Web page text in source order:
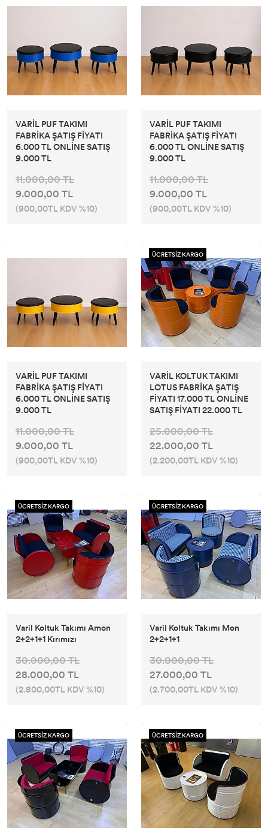
VARİL PUF TAKIMI
FABRİKA ŞATIŞ FİYATI
6.000 TL ONLİNE SATIŞ
9.000 TL
11.000,00 TL
9.000,00 TL
(900,00TL KDV %10)
VARİL PUF TAKIMI
FABRİKA ŞATIŞ FİYATI
6.000 TL ONLİNE SATIŞ
9.000 TL
11.000,00 TL
9.000,00 TL
(900,00TL KDV %10)
VARİL PUF TAKIMI
FABRİKA ŞATIŞ FİYATI
6.000 TL ONLİNE SATIŞ
9.000 TL
11.000,00 TL
9.000,00 TL
(900,00TL KDV %10)
ÜCRETSİZ KARGO
VARİL KOLTUK TAKIMI
LOTUS FABRİKA ŞATIŞ
FİYATI 17.000 TL ONLİNE
SATIŞ FİYATI 22.000 TL
25.000,00 TL
22.000,00 TL
(2.200,00TL KDV %10)
ÜCRETSİZ KARGO
Varil Koltuk Takımı Amon
2+2+1+1 Kırımızı
30.000,00 TL
28.000,00 TL
(2.800,00TL KDV %10)
ÜCRETSİZ KARGO
Varil Koltuk Takımı Mon
2+2+1+1
30.000,00 TL
27.000,00 TL
(2.700,00TL KDV %10)
ÜCRETSİZ KARGO ÜCRETSİZ KARGO